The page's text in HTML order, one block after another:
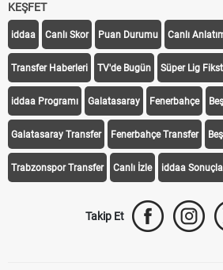
KEŞFET
iddaa Canlı Skor Puan Durumu Canlı
Transfer Haberleri TV'de Bugün Süper Lig
iddaa Programı Galatasaray Fenerbahçe
Galatasaray Transfer Fenerbahçe Transfer
Trabzonspor Transfer Canlı İzle iddaa
Takip Et